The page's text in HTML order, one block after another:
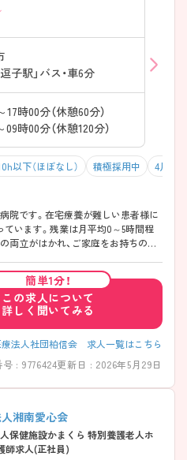
子駅」バス・車6分
時00分（休憩60分）
時00分（休憩120分）
以下（ほぼなし） 積極採用中 4月入
院です。在宅療養が難しい患者様に
います。残業は月平均0～5時間程
両立がはかれ、ご家庭をお持ちの方
もあるのでマイカー通勤可能できて
対策ポイントなど、さらに詳細をお話
ださい。
簡単1分！
この求人について
詳しく聞いてみる
療法人社団柏信会 求人一覧はこちら
: 9776424更新日 : 2026年5月29日
湘南愛心会
健施設かまくら 特別養護老人ホ
師求人(正社員)